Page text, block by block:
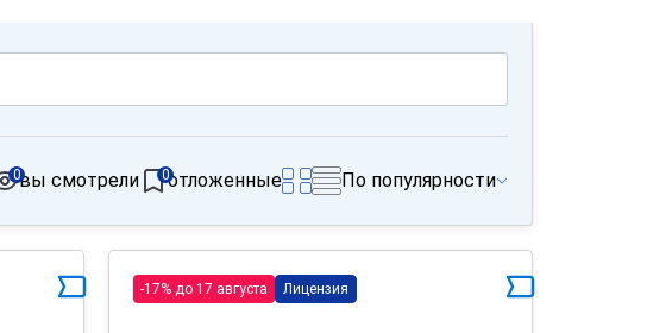
вы смотрели
0 отложенные
0 По популярности
-17% до 17 августа Лицензия